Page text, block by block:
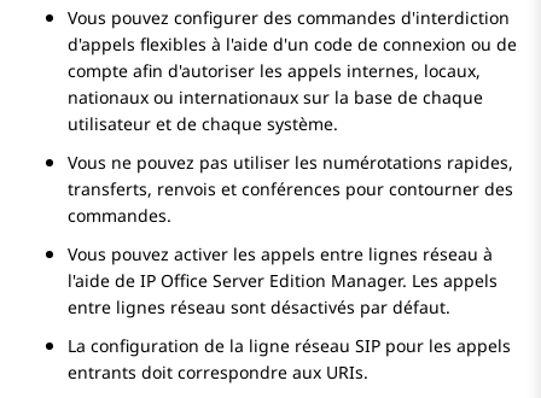
Vous pouvez configurer des commandes d'interdiction
d'appels flexibles à l'aide d'un code de connexion ou de
compte afin d'autoriser les appels internes, locaux,
nationaux ou internationaux sur la base de chaque
utilisateur et de chaque système.
Vous ne pouvez pas utiliser les numérotations rapides,
transferts, renvois et conférences pour contourner des
commandes.
Vous pouvez activer les appels entre lignes réseau à
l'aide de IP Office Server Edition Manager. Les appels
entre lignes réseau sont désactivés par défaut.
La configuration de la ligne réseau SIP pour les appels
entrants doit correspondre aux URIs.